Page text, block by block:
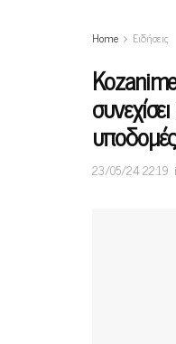
Home Ειδήσεις
23/05/24 22:19